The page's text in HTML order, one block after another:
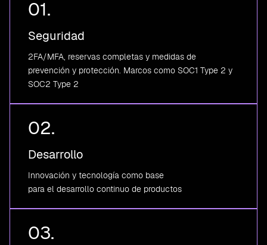
Seguridad
01.
2FA/MFA, reservas completas y medidas de
prevención y protección. Marcos como SOC1 Type 2 y
SOC2 Type 2
Desarrollo
Innovación y tecnología como base
para el desarrollo continuo de productos
02.
03.